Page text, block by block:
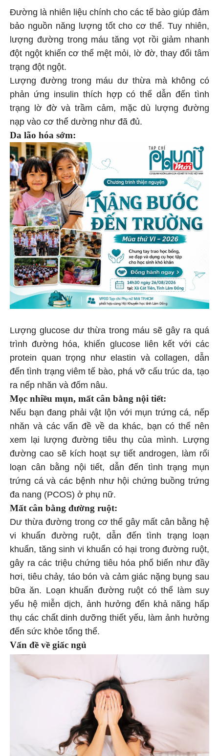
Đường là nhiên liệu chính cho các tế bào giúp đảm
bảo nguồn năng lượng tốt cho cơ thể. Tuy nhiên,
lượng đường trong máu tăng vọt rồi giảm nhanh
đột ngột khiến cơ thể mệt mỏi, lờ đờ, thay đổi tâm
trạng đột ngột.
Lượng đường trong máu dư thừa mà không có
phản ứng insulin thích hợp có thể dẫn đến tình
trạng lờ đờ và trầm cảm, mặc dù lượng đường
nạp vào cơ thể dường như đã đủ.
Da lão hóa sớm:
Lượng glucose dư thừa trong máu sẽ gây ra quá
trình đường hóa, khiến glucose liên kết với các
protein quan trọng như elastin và collagen, dẫn
đến tình trạng viêm tế bào, phá vỡ cấu trúc da, tạo
ra nếp nhăn và đốm nâu.
Mọc nhiều mụn, mất cân bằng nội tiết:
Nếu bạn đang phải vật lộn với mụn trứng cá, nếp
nhăn và các vấn đề về da khác, bạn có thể nên
xem lại lượng đường tiêu thụ của mình. Lượng
đường cao sẽ kích hoạt sự tiết androgen, làm rối
loạn cân bằng nội tiết, dẫn đến tình trạng mụn
trứng cá và các bệnh như hội chứng buồng trứng
đa nang (PCOS) ở phụ nữ.
Mất cân bằng đường ruột:
Dư thừa đường trong cơ thể gây mất cân bằng hệ
vi khuẩn đường ruột, dẫn đến tình trạng loạn
khuẩn, tăng sinh vi khuẩn có hại trong đường ruột,
gây ra các triệu chứng tiêu hóa phổ biến như đầy
hơi, tiêu chảy, táo bón và cảm giác nặng bụng sau
bữa ăn. Loạn khuẩn đường ruột có thể làm suy
yếu hệ miễn dịch, ảnh hưởng đến khả năng hấp
thụ các chất dinh dưỡng thiết yếu, làm ảnh hưởng
đến sức khỏe tổng thể.
Vấn đề về giấc ngủ